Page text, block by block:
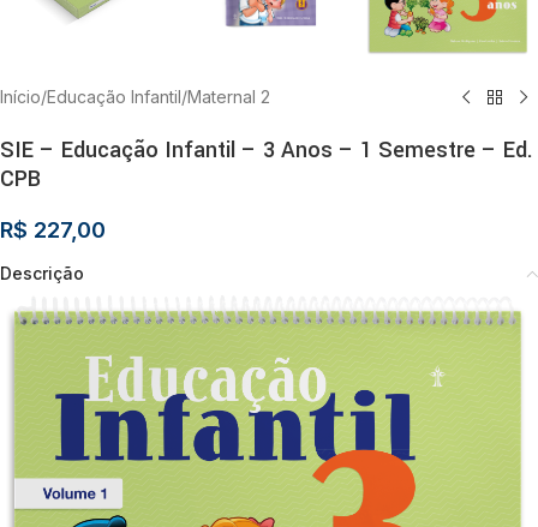
Início/Educação Infantil/Maternal 2
SIE – Educação Infantil – 3 Anos – 1 Semestre – Ed.
CPB
R$ 227,00
Descrição